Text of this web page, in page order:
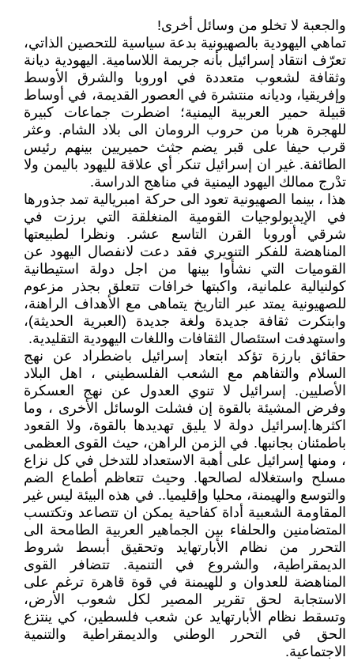
والجعبة لا تخلو من وسائل أخرى!
تماهي اليهودية بالصهيونية بدعة سياسية للتحصين الذاتي،
تعرّف انتقاد إسرائيل بأنه جريمة اللاسامية. اليهودية ديانة
وثقافة لشعوب متعددة في اوروبا والشرق الأوسط
وإفريقيا، وديانه منتشرة في العصور القديمة، في أوساط
قبيلة حمير العربية اليمنية؛ اضطرت جماعات كبيرة
للهجرة هربا من حروب الرومان الى بلاد الشام. وعثر
قرب حيفا على قبر يضم جثث حميريين بينهم رئيس
الطائفة. غير ان إسرائيل تنكر أي علاقة لليهود باليمن ولا
تدْرج ممالك اليهود اليمنية في مناهج الدراسة.
هذا ، بينما الصهيونية تعود الى حركة امبريالية تمد جذورها
في الإيديولوجيات القومية المنغلقة التي برزت في
شرقي أوروبا القرن التاسع عشر. ونظرا لطبيعتها
المناهضة للفكر التنويري فقد دعت لانفصال اليهود عن
القوميات التي نشأوا بينها من اجل دولة استيطانية
كولنيالية علمانية، واكبتها خرافات تتعلق بجذر مزعوم
للصهيونية يمتد عبر التاريخ يتماهى مع الأهداف الراهنة،
وابتكرت ثقافة جديدة ولغة جديدة (العبرية الحديثة)،
واستهدفت استئصال الثقافات واللغات اليهودية التقليدية.
حقائق بارزة تؤكد ابتعاد إسرائيل باضطراد عن نهج
السلام والتفاهم مع الشعب الفلسطيني ، اهل البلاد
الأصليين. إسرائيل لا تنوي العدول عن نهج العسكرة
وفرض المشيئة بالقوة إن فشلت الوسائل الأخرى ، وما
اكثرها.إسرائيل دولة لا يليق تهديدها بالقوة، ولا القعود
باطمئنان بجانبها. في الزمن الراهن، حيث القوى العظمى
، ومنها إسرائيل على أهبة الاستعداد للتدخل في كل نزاع
مسلح واستغلاله لصالحها. وحيث تتعاظم أطماع الضم
والتوسع والهيمنة، محليا وإقليميا.. في هذه البيئة ليس غير
المقاومة الشعبية أداة كفاحية يمكن ان تتصاعد وتكتسب
المتضامنين والحلفاء بين الجماهير العربية الطامحة الى
التحرر من نظام الأبارتهايد وتحقيق أبسط شروط
الديمقراطية، والشروع في التنمية. تتضافر القوى
المناهضة للعدوان و للهيمنة في قوة قاهرة ترغم على
الاستجابة لحق تقرير المصير لكل شعوب الأرض،
وتسقط نظام الأبارتهايد عن شعب فلسطين، كي ينتزع
الحق في التحرر الوطني والديمقراطية والتنمية
الاجتماعية.